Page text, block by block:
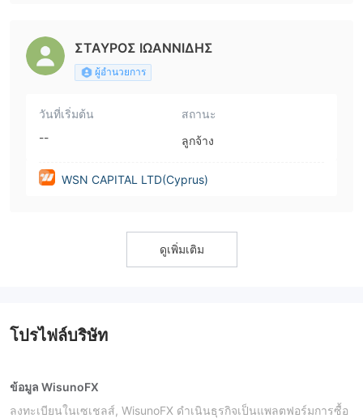
ΣΤΑΥΡΟΣ ΙΩΑΝΝΙΔΗΣ
ผู้อำนวยการ
วันที่เริ่มต้น
--
สถานะ
ลูกจ้าง
WSN CAPITAL LTD(Cyprus)
ดูเพิ่มเติม
โปรไฟล์บริษัท
ข้อมูล WisunoFX
ลงทะเบียนในเซเชลส์, WisunoFX ดำเนินธุรกิจเป็นแพลตฟอร์มการซื้อ